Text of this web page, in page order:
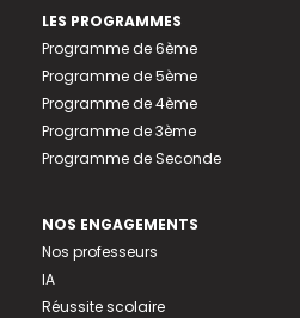
LES PROGRAMMES
Programme de 6ème
Programme de 5ème
Programme de 4ème
Programme de 3ème
Programme de Seconde
NOS ENGAGEMENTS
Nos professeurs
IA
Réussite scolaire